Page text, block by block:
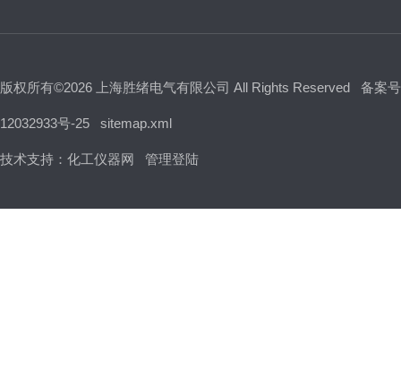
版权所有©2026 上海胜绪电气有限公司 All Rights Reserved 备案
12032933号-25 sitemap.xml
技术支持： 化工仪器网 管理登陆